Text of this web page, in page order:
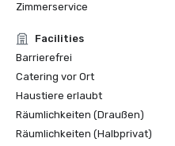
Zimmerservice
Facilities
Barrierefrei
Catering vor Ort
Haustiere erlaubt
Räumlichkeiten (Draußen)
Räumlichkeiten (Halbprivat)